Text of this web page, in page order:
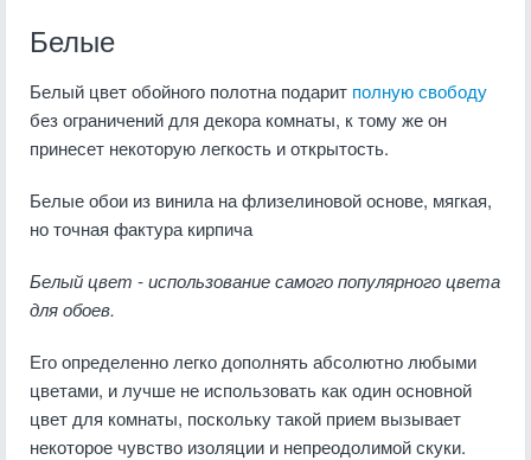
Белые
Белый цвет обойного полотна подарит полную свободу
без ограничений для декора комнаты, к тому же он
принесет некоторую легкость и открытость.
Белые обои из винила на флизелиновой основе, мягкая,
но точная фактура кирпича
Белый цвет - использование самого популярного цвета
для обоев.
Его определенно легко дополнять абсолютно любыми
цветами, и лучше не использовать как один основной
цвет для комнаты, поскольку такой прием вызывает
некоторое чувство изоляции и непреодолимой скуки.